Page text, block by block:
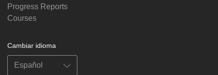
Progress Reports
Courses
Cambiar idioma